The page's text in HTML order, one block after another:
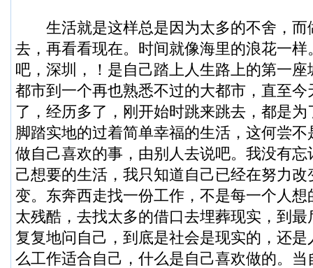
生活就是这样总是因为太多的不舍，而
去，再看看现在。时间就像海里的浪花一
吧，深圳，！是自己踏上人生路上的第一
都市到一个再也熟悉不过的大都市，直至
了，经历多了，刚开始时跳来跳去，都是
脚踏实地的过着简单幸福的生活，这何尝
做自己喜欢的事，由别人去说吧。我没有
己想要的生活，我只知道自己已经在努力
变。东奔西走找一份工作，不是每一个人
太残酷，去找太多的借口去埋葬现实，到
复复地问自己，到底是社会是现实的，还
么工作适合自己，什么是自己喜欢做的。